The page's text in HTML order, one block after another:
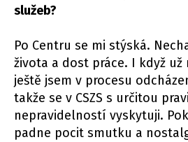
služeb?
Po Centru se mi stýská.
života a dost práce. I když
ještě jsem v procesu
takže se v CSZS s určitou
nepravidelností vyskytuji.
padne pocit smutku a